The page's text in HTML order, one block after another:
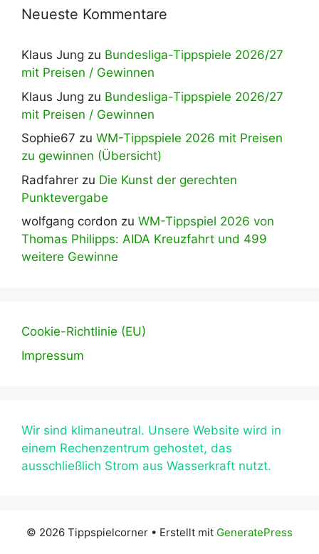
Neueste Kommentare
Klaus Jung zu Bundesliga-Tippspiele 2026/27
mit Preisen / Gewinnen
Klaus Jung zu Bundesliga-Tippspiele 2026/27
mit Preisen / Gewinnen
Sophie67 zu WM-Tippspiele 2026 mit Preisen
zu gewinnen (Übersicht)
Radfahrer zu Die Kunst der gerechten
Punktevergabe
wolfgang cordon zu WM-Tippspiel 2026 von
Thomas Philipps: AIDA Kreuzfahrt und 499
weitere Gewinne
Cookie-Richtlinie (EU)
Impressum
Wir sind klimaneutral. Unsere Website wird in
einem Rechenzentrum gehostet, das
ausschließlich Strom aus Wasserkraft nutzt.
© 2026 Tippspielcorner • Erstellt mit GeneratePress